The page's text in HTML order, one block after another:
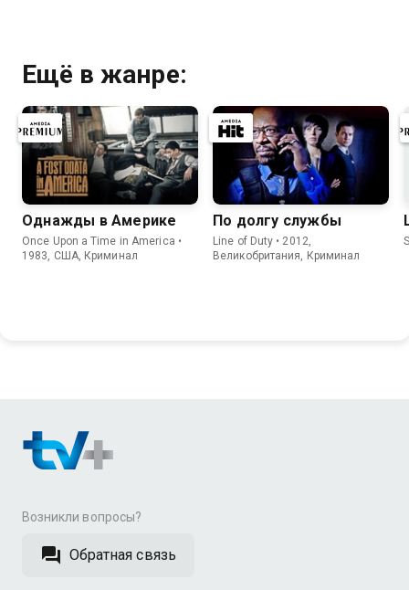
Ещё в жанре:
Однажды в Америке
Once Upon a Time in America •
1983, США, Криминал
По долгу службы
Line of Duty • 2012,
Великобритания, Криминал
Возникли вопросы?
Обратная связь